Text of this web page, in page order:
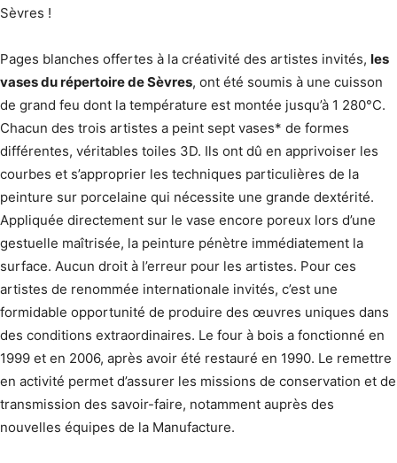
Sèvres !
Pages blanches offertes à la créativité des artistes invités, les
vases du répertoire de Sèvres, ont été soumis à une cuisson
de grand feu dont la température est montée jusqu’à 1 280°C.
Chacun des trois artistes a peint sept vases* de formes
différentes, véritables toiles 3D. Ils ont dû en apprivoiser les
courbes et s’approprier les techniques particulières de la
peinture sur porcelaine qui nécessite une grande dextérité.
Appliquée directement sur le vase encore poreux lors d’une
gestuelle maîtrisée, la peinture pénètre immédiatement la
surface. Aucun droit à l’erreur pour les artistes. Pour ces
artistes de renommée internationale invités, c’est une
formidable opportunité de produire des œuvres uniques dans
des conditions extraordinaires. Le four à bois a fonctionné en
1999 et en 2006, après avoir été restauré en 1990. Le remettre
en activité permet d’assurer les missions de conservation et de
transmission des savoir-faire, notamment auprès des
nouvelles équipes de la Manufacture.